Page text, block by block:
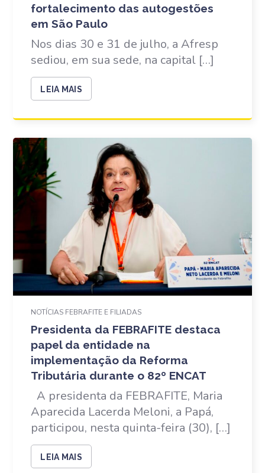
fortalecimento das autogestões
em São Paulo
Nos dias 30 e 31 de julho, a Afresp
sediou, em sua sede, na capital […]
LEIA MAIS
NOTÍCIAS FEBRAFITE E FILIADAS
Presidenta da FEBRAFITE destaca
papel da entidade na
implementação da Reforma
Tributária durante o 82º ENCAT
A presidenta da FEBRAFITE, Maria
Aparecida Lacerda Meloni, a Papá,
participou, nesta quinta-feira (30), […]
LEIA MAIS